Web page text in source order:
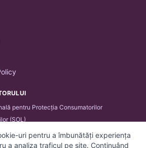
pentru Protecția Consumatorilor
(SOL)
uri pentru a îmbunătăți experiența
a analiza traficul pe site. Continuând